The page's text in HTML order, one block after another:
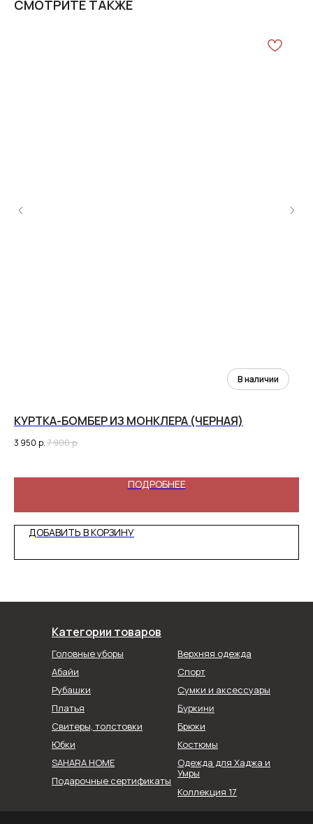
СМОТРИТЕ ТАКЖЕ
КУРТКА-БОМБЕР ИЗ МОНКЛЕРА (ЧЕРНАЯ)
3 950 р. 7 900р.
ПОДРОБНЕЕ
ДОБАВИТЬ В КОРЗИНУ
Категории товаров
Головные уборы
Абайи
Рубашки
Коллекция 17
Спорт
Верхняя одежда
Сумки и аксессуары
Юбки
Брюки
SAHARA HOME
Платья
Свитеры, толстовки
Буркини
Костюмы
Подарочные сертификаты
Одежда для Хаджа и
Умры